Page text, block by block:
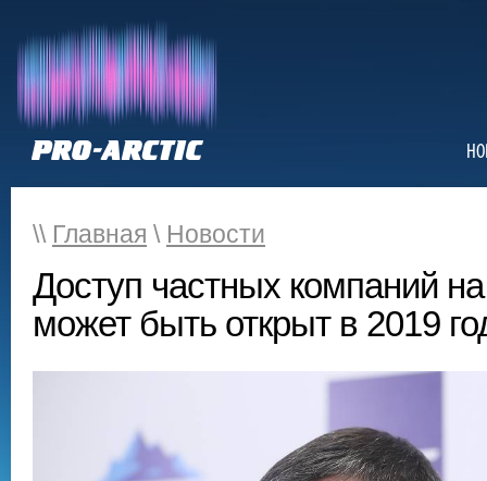
\\ Главная \ Новости
Доступ частных компаний
может быть открыт в 2019